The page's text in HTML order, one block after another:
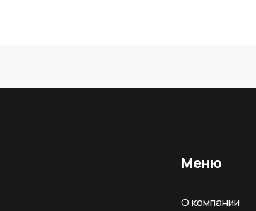
Меню
О компании